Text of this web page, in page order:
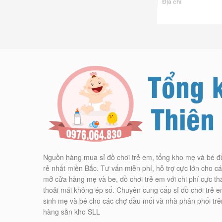
kho sỉ giày dép
loại dép cross cho
thành vô cùng rẻ
còn rẻ hơn cả
Nhập sỉ giày dép
đầu”, khi nhận
Nguồn hàng mua sỉ đồ chơi trẻ em, tổng kho mẹ và bé
rẻ nhất miền Bắc. Tư vấn miễn phí, hỗ trợ cực lớn cho
mở cửa hàng mẹ và be, đồ chơi trẻ em với chi phí cực
thoải mái không ép số. Chuyên cung cấp sỉ đồ chơi trẻ
sinh mẹ và bé cho các chợ đầu mối và nhà phân phối
hàng sẵn kho SLL